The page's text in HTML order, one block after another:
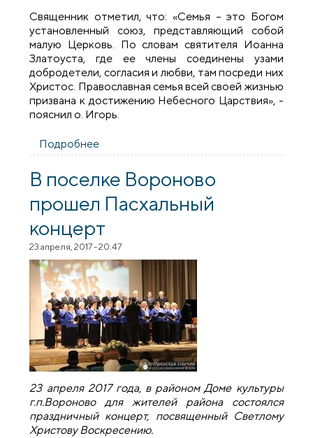
Священник отметил, что: «Семья – это Богом
установленный союз, представляющий собой
малую Церковь. По словам святителя Иоанна
Златоуста, где ее члены соединены узами
добродетели, согласия и любви, там посреди них
Христос. Православная семья всей своей жизнью
призвана к достижению Небесного Царствия», -
пояснил о. Игорь.
Подробнее
Вороновской районной библиотеке
В поселке Вороново
прошел Пасхальный
концерт
23 апреля, 2017 - 20:47
23 апреля 2017 года, в районом Доме культуры
г.п.Вороново для жителей района состоялся
праздничный концерт, посвященный Светлому
Христову Воскресению.